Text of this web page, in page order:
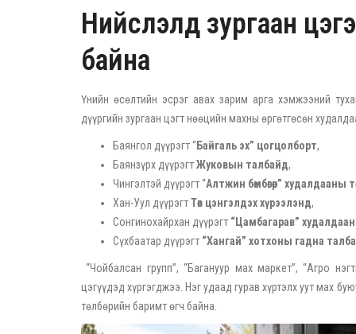
Нийслэлд зургаан
байна
Үнийн өсөлтийн эсрэг авах зарим арга хэмжээний
дүүргийн зургаан цэгт нөөцийн махны өргөтгөсөн
Баянгол дүүрэгт “Байгаль эх” цогцолборт,
Баянзүрх дүүрэгтЖуковын талбайд,
Чингэлтэй дүүрэгт “Алтжин бөмбөгөр” худалдааны
Хан-Уул дүүрэгтТөв цэнгэлдэх хүрээлэнд,
Сонгинохайрхан дүүрэгт “Цамбагарав”
Сүхбаатар дүүрэгт “Хангай” хотхоны гадна
“Чойбалсан групп”, “Багануур мах маркет”, “Агро
цэгүүдэд хүргэгджээ. Нэг удаад гурав хүртэлх уут мах
төлбөрийн баримт өгч байна.